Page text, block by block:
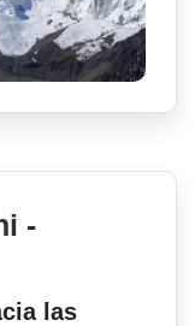
-
las